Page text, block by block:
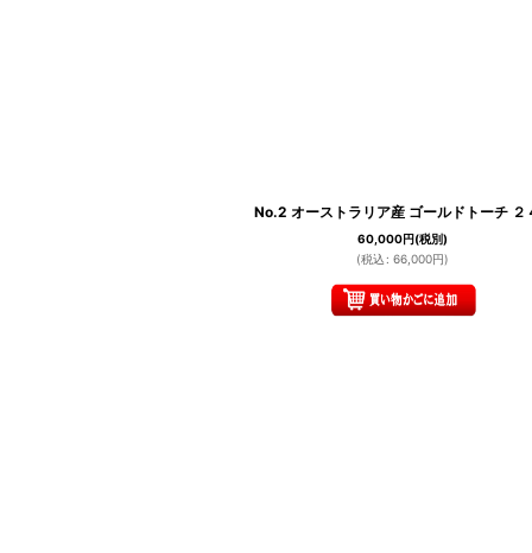
No.2 オーストラリア産 ゴールドトーチ ２
60,000円(税別)
(税込 : 66,000円)